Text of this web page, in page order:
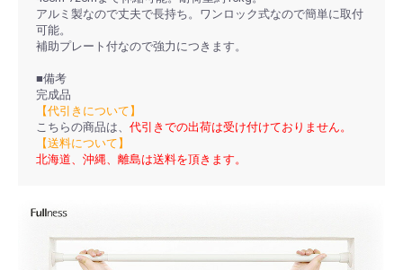
アルミ製なので丈夫で長持ち。ワンロック式なので簡単に取付
可能。
補助プレート付なので強力につきます。
■備考
完成品
【代引きについて】
こちらの商品は、 代引きでの出荷は受け付けておりません。
【送料について】
北海道、沖縄、離島は送料を頂きます。